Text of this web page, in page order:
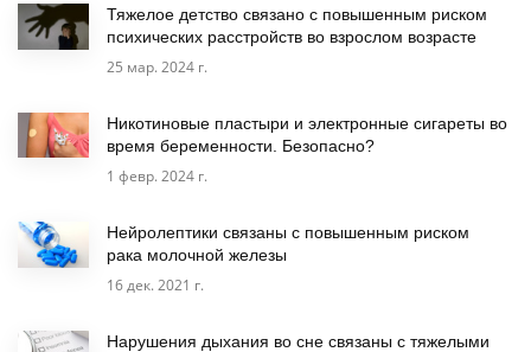
Тяжелое детство связано с повышенным риском
психических расстройств во взрослом возрасте
25 мар. 2024 г.
Никотиновые пластыри и электронные сигареты во
время беременности. Безопасно?
1 февр. 2024 г.
Нейролептики связаны с повышенным риском
рака молочной железы
16 дек. 2021 г.
Нарушения дыхания во сне связаны с тяжелыми